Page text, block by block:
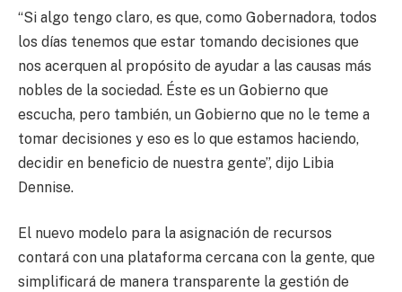
“Si algo tengo claro, es que, como Gobernadora, todos
los días tenemos que estar tomando decisiones que
nos acerquen al propósito de ayudar a las causas más
nobles de la sociedad. Éste es un Gobierno que
escucha, pero también, un Gobierno que no le teme a
tomar decisiones y eso es lo que estamos haciendo,
decidir en beneficio de nuestra gente”, dijo Libia
Dennise.
El nuevo modelo para la asignación de recursos
contará con una plataforma cercana con la gente, que
simplificará de manera transparente la gestión de